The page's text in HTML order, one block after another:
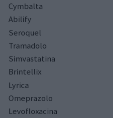
Cymbalta
Abilify
Seroquel
Tramadolo
Simvastatina
Brintellix
Lyrica
Omeprazolo
Levofloxacina